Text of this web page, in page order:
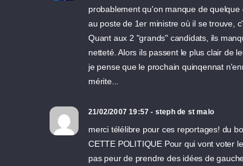
probablement qu'on manque de
au poste de 1er ministre où il se trouve,
Quant aux 2 "grands" candidats, ils
netteté. Alors ils passent le plus clair de
je pense que le prochain quinqennat
mérite...
21/02/2007 19:57 - steph de st malo
merci télélibre pour ces reportages! du
CETTE POLITIQUE Pour qui vont voter
pas peur de prendre des idées de